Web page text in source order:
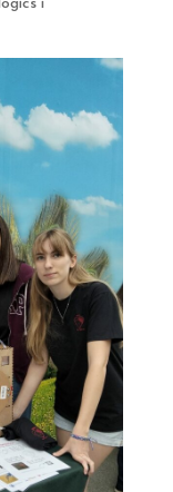
i